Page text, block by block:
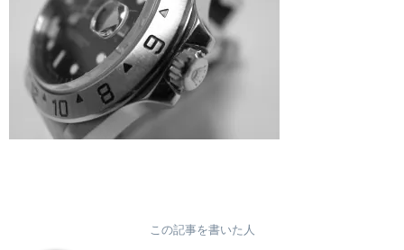
この記事を書いた人